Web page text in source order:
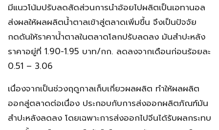
มีแนวโน้มปรับลดสัดส่วนการนำอ้อยไปผลิตเป็นเอทานอล
ส่งผลให้ผลผลิตน้ำตาลเข้าสู่ตลาดเพิ่มขึ้น จึงเป็นปัจจัย
กดดันให้ราคาน้ำตาลในตลาดโลกปรับลดลง มันสำปะหลัง
ราคาอยู่ที่ 1.90-1.95 บาท/กก. ลดลงจากเดือนก่อนร้อยละ
0.51 – 3.06
เนื่องจากเป็นช่วงฤดูกาลเก็บเกี่ยวผลผลิต ทำให้ผลผลิต
ออกสู่ตลาดต่อเนื่อง ประกอบกับการส่งออกผลิตภัณฑ์มัน
สำปะหลังลดลง โดยเฉพาะการส่งออกไปจีนได้รับผลกระทบ